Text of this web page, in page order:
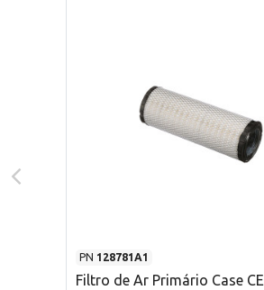
PN 128781A1
Filtro de Ar Primário Case CE